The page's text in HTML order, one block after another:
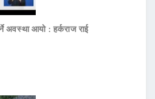
अवस्था आयो : हर्कराज राई